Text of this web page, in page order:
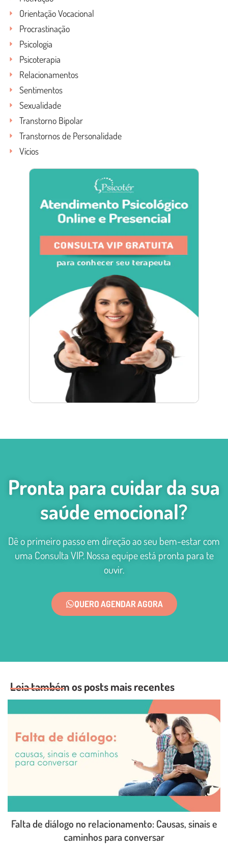
Orientação Vocacional
Procrastinação
Psicologia
Psicoterapia
Relacionamentos
Sentimentos
Sexualidade
Transtorno Bipolar
Transtornos de Personalidade
Vícios
Pronta para cuidar da sua
saúde emocional?
Dê o primeiro passo em direção ao seu bem-estar com
uma Consulta VIP. Nossa equipe está pronta para te
ouvir.
QUERO AGENDAR AGORA
Leia também os posts mais recentes
Falta de diálogo no relacionamento: Causas, sinais e
caminhos para conversar